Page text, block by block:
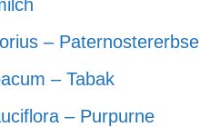
– Paternostererbse
– Tabak
– Purpurne